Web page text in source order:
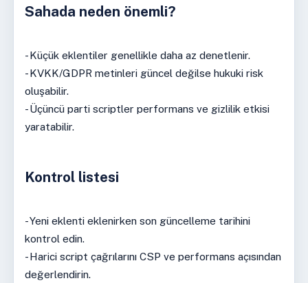
Sahada neden önemli?
- Küçük eklentiler genellikle daha az denetlenir.
- KVKK/GDPR metinleri güncel değilse hukuki risk
oluşabilir.
- Üçüncü parti scriptler performans ve gizlilik etkisi
yaratabilir.
Kontrol listesi
- Yeni eklenti eklenirken son güncelleme tarihini
kontrol edin.
- Harici script çağrılarını CSP ve performans açısından
değerlendirin.